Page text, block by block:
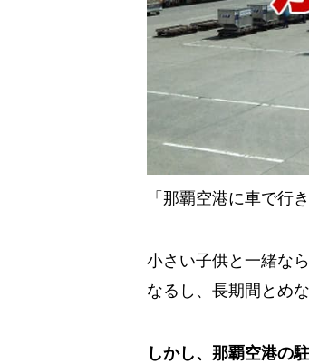
「那覇空港に車で行
小さい子供と一緒な
なるし、長期間とめ
しかし、那覇空港の